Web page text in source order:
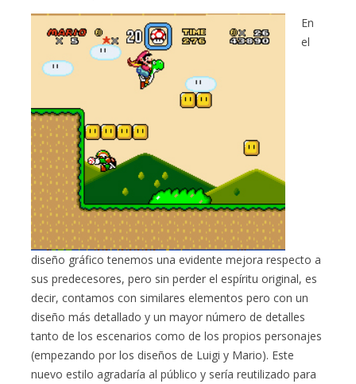
En
el
diseño gráfico tenemos una evidente mejora respecto a
sus predecesores, pero sin perder el espíritu original, es
decir, contamos con similares elementos pero con un
diseño más detallado y un mayor número de detalles
tanto de los escenarios como de los propios personajes
(empezando por los diseños de Luigi y Mario). Este
nuevo estilo agradaría al público y sería reutilizado para